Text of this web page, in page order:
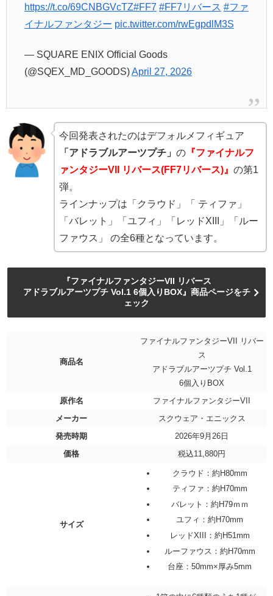
https://t.co/69CNBGVcTZ#FF7 #FF7リバース #ファ
イナルファンタジー pic.twitter.com/rwEgpdlM3S
— SQUARE ENIX Official Goods
(@SQEX_MD_GOODS)April 27, 2026
今回発表されたのはデフォルメフィギュア
「アドラブルアーツプチ」の 『ファイナルフ
ァンタジーVII リバース(FF7リバース)』の第1
弾。
ラインナップは「クラウド」「 ティファ」
「バレット」「ユフィ」「レッドXIII」「ルー
ファウス」 の全6種となっています。
『ファイナルファンタジーVII リバース
アドラブルアーツプチ Vol.1 6個入りBOX』商品ページをチ
ェック
商品名
ファイナルファンタジーVII リバー
ス
アドラブルアーツプチ Vol.1
6個入りBOX
原作名
ファイナルファンタジーVII
メーカー
スクウェア・エニックス
発売時期
2026年9月26日
価格
税込11,880円
サイズ
クラウド：約H80mm
ティファ：約H70mm
バレット：約H79ｍｍ
ユフィ：約H70mm
レッドXIII：約H51mm
ルーファウス：約H70mm
台座：50mm×厚み5mm